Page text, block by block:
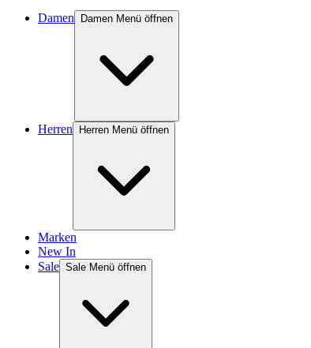
Damen Damen Menü öffnen
Herren Herren Menü öffnen
Marken
New In
Sale Sale Menü öffnen